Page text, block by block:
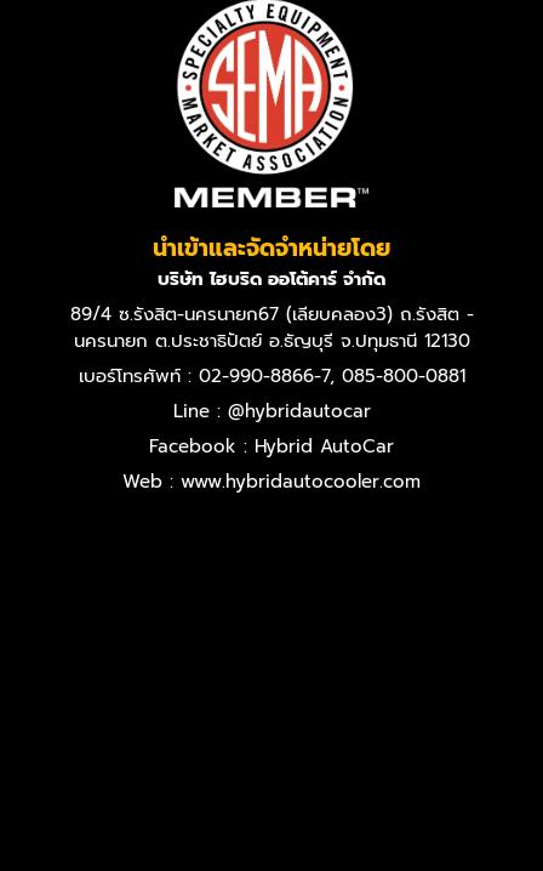
นำเข้าและจัดจำหน่ายโดย
บริษัท ไฮบริด ออโต้คาร์ จำกัด
89/4 ซ.รังสิต-นครนายก67 (เลียบคลอง3) ถ.รังสิต -
นครนายก ต.ประชาธิปัตย์ อ.ธัญบุรี จ.ปทุมธานี 12130
เบอร์โทรศัพท์ : 02-990-8866-7, 085-800-0881
Line : @hybridautocar
Facebook : Hybrid AutoCar
Web : www.hybridautocooler.com